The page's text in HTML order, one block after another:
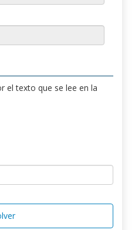
el texto que se lee en la